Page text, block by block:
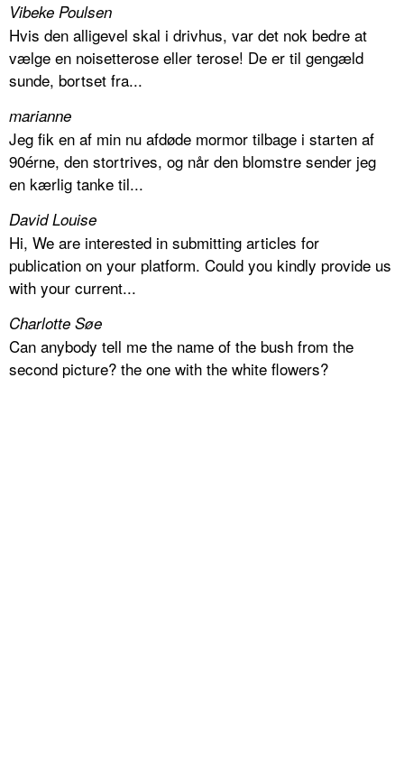
Vibeke Poulsen
Hvis den alligevel skal i drivhus, var det nok bedre at
vælge en noisetterose eller terose! De er til gengæld
sunde, bortset fra...
marianne
Jeg fik en af min nu afdøde mormor tilbage i starten af
90érne, den stortrives, og når den blomstre sender jeg
en kærlig tanke til...
David Louise
Hi, We are interested in submitting articles for
publication on your platform. Could you kindly provide us
with your current...
Charlotte Søe
Can anybody tell me the name of the bush from the
second picture? the one with the white flowers?